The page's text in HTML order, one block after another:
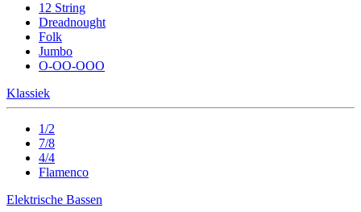
12 String
Dreadnought
Folk
Jumbo
O-OO-OOO
Klassiek
1/2
7/8
4/4
Flamenco
Elektrische Bassen